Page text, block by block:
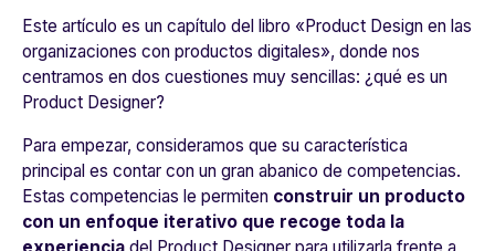
Este artículo es un capítulo del libro « Product Design en las
organizaciones con productos digitales», donde nos
centramos en dos cuestiones muy sencillas: ¿qué es un
Product Designer?
Para empezar, consideramos que su característica
principal es contar con un gran abanico de competencias.
Estas competencias le permiten construir un producto
con un enfoque iterativo que recoge toda la